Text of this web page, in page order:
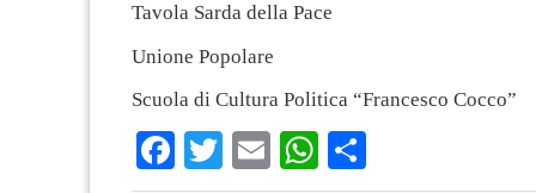
Tavola Sarda della Pace
Unione Popolare
Scuola di Cultura Politica “Francesco Cocco”
Facebook
TwitterEmailWhatsApp